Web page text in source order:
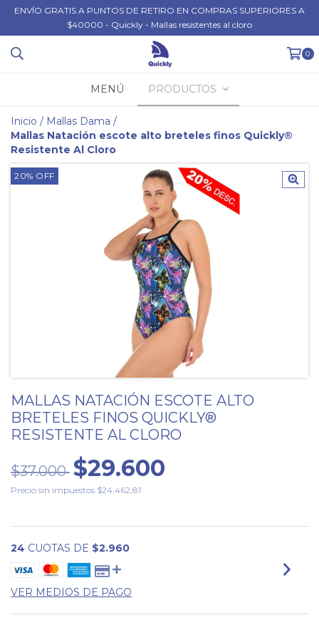
ENVÍO GRATIS A PUNTOS DE RETIRO EN COMPRAS SUPERIORES A
$40000 - Quickly - Mallas resistentes al cloro
0
MENÚ PRODUCTOS
Inicio / Mallas Dama /
Mallas Natación escote alto breteles finos Quickly®
Resistente Al Cloro
20% OFF
MALLAS NATACIÓN ESCOTE ALTO
BRETELES FINOS QUICKLY®
RESISTENTE AL CLORO
$37.000 $29.600
Precio sin impuestos $24.462,81
24 CUOTAS DE $2.960
VER MEDIOS DE PAGO